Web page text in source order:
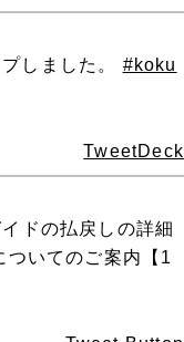
しました。 #koku
TweetDeck
ドの払戻しの詳細
いてのご案内【1